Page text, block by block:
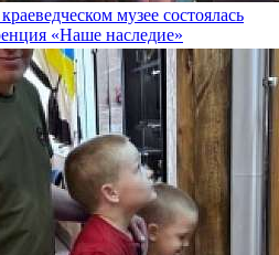
музее состоялась
«Наше наследие»